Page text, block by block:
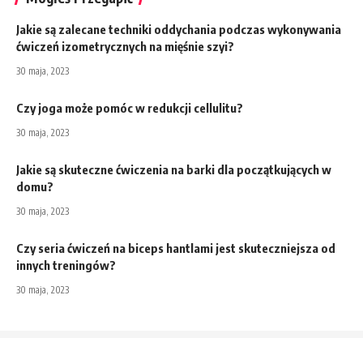
Jakie są zalecane techniki oddychania podczas wykonywania
ćwiczeń izometrycznych na mięśnie szyi?
30 maja, 2023
Czy joga może pomóc w redukcji cellulitu?
30 maja, 2023
Jakie są skuteczne ćwiczenia na barki dla początkujących w
domu?
30 maja, 2023
Czy seria ćwiczeń na biceps hantlami jest skuteczniejsza od
innych treningów?
30 maja, 2023